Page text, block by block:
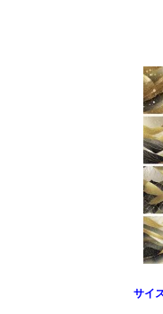
サイ